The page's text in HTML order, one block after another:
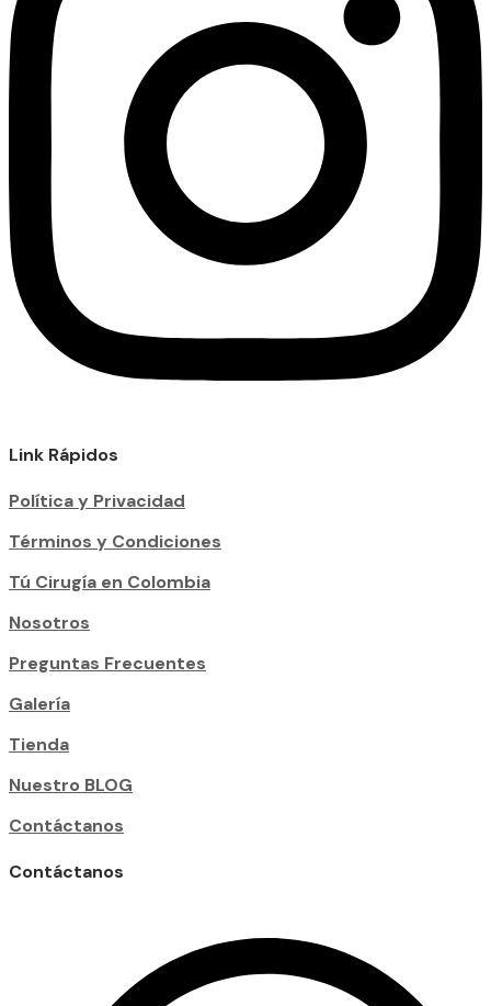
Link Rápidos
Política y Privacidad
Términos y Condiciones
Tú Cirugía en Colombia
Nosotros
Preguntas Frecuentes
Galería
Tienda
Nuestro BLOG
Contáctanos
Contáctanos